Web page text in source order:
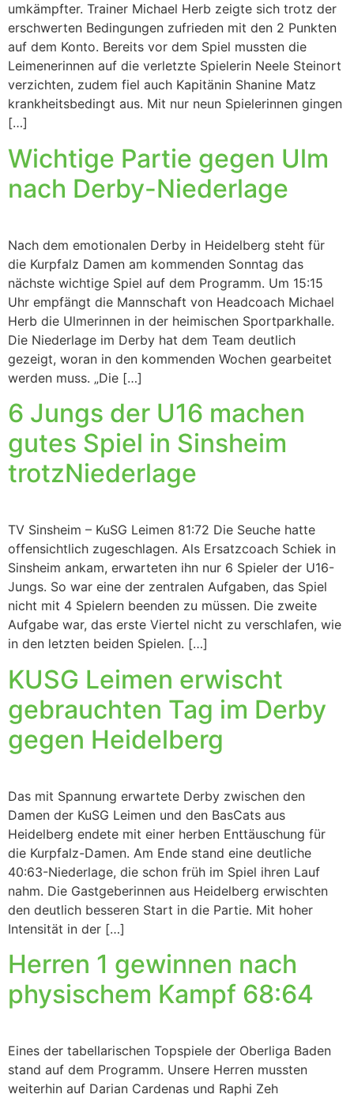
umkämpfter. Trainer Michael Herb zeigte sich trotz der
erschwerten Bedingungen zufrieden mit den 2 Punkten
auf dem Konto. Bereits vor dem Spiel mussten die
Leimenerinnen auf die verletzte Spielerin Neele Steinort
verzichten, zudem fiel auch Kapitänin Shanine Matz
krankheitsbedingt aus. Mit nur neun Spielerinnen gingen
[…]
Wichtige Partie gegen Ulm
nach Derby-Niederlage
Nach dem emotionalen Derby in Heidelberg steht für
die Kurpfalz Damen am kommenden Sonntag das
nächste wichtige Spiel auf dem Programm. Um 15:15
Uhr empfängt die Mannschaft von Headcoach Michael
Herb die Ulmerinnen in der heimischen Sportparkhalle.
Die Niederlage im Derby hat dem Team deutlich
gezeigt, woran in den kommenden Wochen gearbeitet
werden muss. „Die […]
6 Jungs der U16 machen
gutes Spiel in Sinsheim
trotzNiederlage
TV Sinsheim – KuSG Leimen 81:72 Die Seuche hatte
offensichtlich zugeschlagen. Als Ersatzcoach Schiek in
Sinsheim ankam, erwarteten ihn nur 6 Spieler der U16-
Jungs. So war eine der zentralen Aufgaben, das Spiel
nicht mit 4 Spielern beenden zu müssen. Die zweite
Aufgabe war, das erste Viertel nicht zu verschlafen, wie
in den letzten beiden Spielen. […]
KUSG Leimen erwischt
gebrauchten Tag im Derby
gegen Heidelberg
Das mit Spannung erwartete Derby zwischen den
Damen der KuSG Leimen und den BasCats aus
Heidelberg endete mit einer herben Enttäuschung für
die Kurpfalz-Damen. Am Ende stand eine deutliche
40:63-Niederlage, die schon früh im Spiel ihren Lauf
nahm. Die Gastgeberinnen aus Heidelberg erwischten
den deutlich besseren Start in die Partie. Mit hoher
Intensität in der […]
Herren 1 gewinnen nach
physischem Kampf 68:64
Eines der tabellarischen Topspiele der Oberliga Baden
stand auf dem Programm. Unsere Herren mussten
weiterhin auf Darian Cardenas und Raphi Zeh